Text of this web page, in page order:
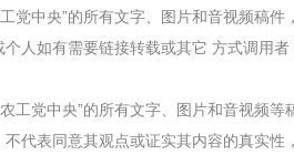
党中央”的所有文字、图片和音视频稿
人如有需要链接转载或其它 方式调用
工党中央”的所有文字、图片和音视频
代表同意其观点或证实其内容的真实